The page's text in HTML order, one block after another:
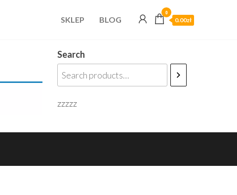
SKLEP BLOG
0
0.00zł
Search
zzzzz